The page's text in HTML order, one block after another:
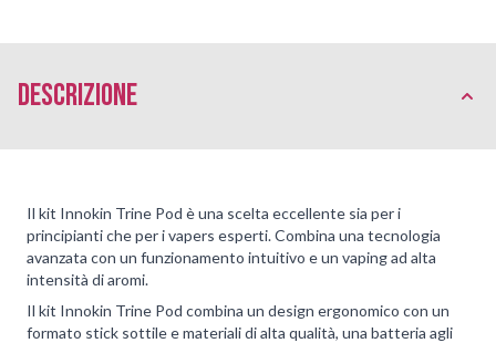
Descrizione
Il kit Innokin Trine Pod è una scelta eccellente sia per i
principianti che per i vapers esperti. Combina una tecnologia
avanzata con un funzionamento intuitivo e un vaping ad alta
intensità di aromi.
Il kit Innokin Trine Pod combina un design ergonomico con un
formato stick sottile e materiali di alta qualità, una batteria agli